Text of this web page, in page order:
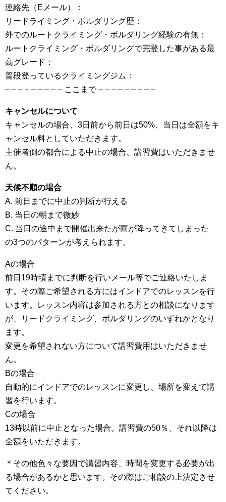
連絡先（Eメール）：
リードライミング・ボルダリング歴：
外でのルートクライミング・ボルダリング経験の有無：
ルートクライミング・ボルダリングで完登した事がある最
高グレード：
普段登っているクライミングジム：
– – – – – – – – – ここまで – – – – – – – – –
キャンセルについて
キャンセルの場合、3日前から前日は50%、当日は全額をキ
ャンセル料としていただきます。
主催者側の都合による中止の場合、講習費はいただきませ
ん。
天候不順の場合
A. 前日までに中止の判断が行える
B. 当日の朝まで微妙
C. 当日の途中まで開催出来たが雨が降ってきてしまった
の3つのパターンが考えられます。
Aの場合
前日19時頃までに判断を行いメール等でご連絡いたしま
す。その際ご希望される方にはインドアでのレッスンを行
います。レッスン内容は参加される方との相談になります
が、リードクライミング、ボルダリングのいずれかとなり
ます。
変更を希望されない方について講習費用はいただきませ
ん。
Bの場合
自動的にインドアでのレッスンに変更し、場所を変えて講
習を行います。
Cの場合
13時以前に中止となった場合。講習費の50％、それ以降は
全額をいただきます。
＊その他色々な要因で講習内容、時間を変更する必要が出
る場合があるかと思います。その際はご相談の上決定させ
てください。